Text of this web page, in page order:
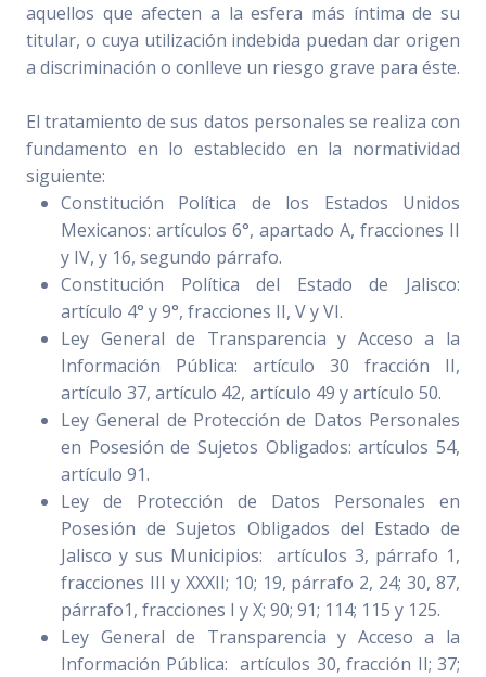
aquellos que afecten a la esfera más íntima de su
titular, o cuya utilización indebida puedan dar origen
a discriminación o conlleve un riesgo grave para éste.
El tratamiento de sus datos personales se realiza con
fundamento en lo establecido en la normatividad
siguiente:
Constitución Política de los Estados Unidos
Mexicanos: artículos 6°, apartado A, fracciones II
y IV, y 16, segundo párrafo.
Constitución Política del Estado de Jalisco:
artículo 4° y 9°, fracciones II, V y VI.
Ley General de Transparencia y Acceso a la
Información Pública: artículo 30 fracción II,
artículo 37, artículo 42, artículo 49 y artículo 50.
Ley General de Protección de Datos Personales
en Posesión de Sujetos Obligados: artículos 54,
artículo 91.
Ley de Protección de Datos Personales en
Posesión de Sujetos Obligados del Estado de
Jalisco y sus Municipios: artículos 3, párrafo 1,
fracciones III y XXXII; 10; 19, párrafo 2, 24; 30, 87,
párrafo1, fracciones I y X; 90; 91; 114; 115 y 125.
Ley General de Transparencia y Acceso a la
Información Pública: artículos 30, fracción II; 37;